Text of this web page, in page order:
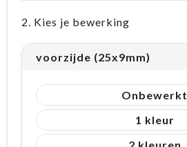
2. Kies je bewerking
voorzijde (25x9mm)
Onbewerkt
1
2